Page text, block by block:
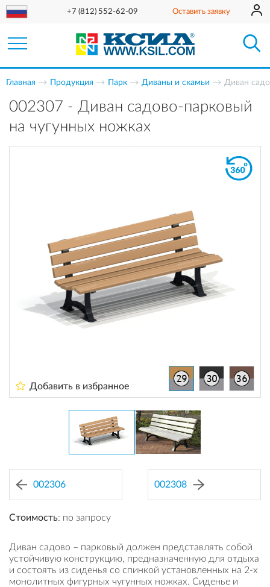
+7 (812) 552-62-09 Оставить заявку
Главная Продукция Парк Диваны и скамьи Диван
002307 - Диван садово-парковый
на чугунных ножках
Добавить в избранное
002306 002308
Стоимость: по запросу
Диван садово – парковый должен представлять собой
устойчивую конструкцию, предназначенную для отдыха
и состоять из сиденья со спинкой установленных на 2-х
монолитных фигурных чугунных ножках. Сиденье и